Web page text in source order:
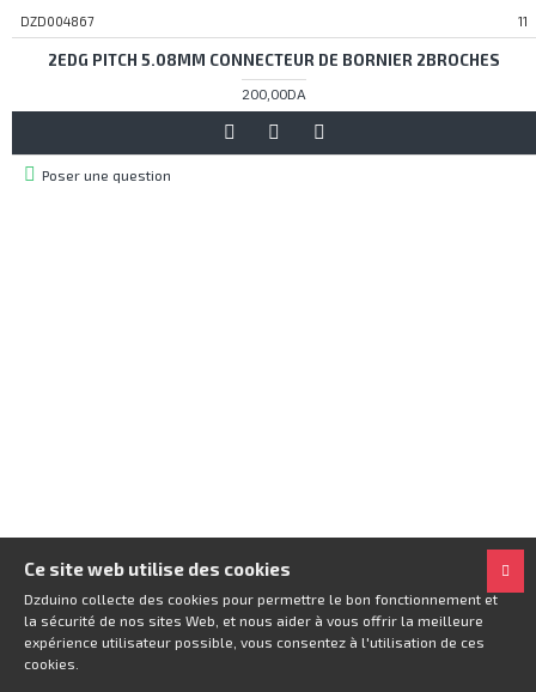
DZD004867 11
2EDG PITCH 5.08MM CONNECTEUR DE BORNIER 2BROCHES
200,00DA
Poser une question
Ce site web utilise des cookies
Dzduino collecte des cookies pour permettre le bon fonctionnement et
la sécurité de nos sites Web, et nous aider à vous offrir la meilleure
expérience utilisateur possible, vous consentez à l'utilisation de ces
cookies.